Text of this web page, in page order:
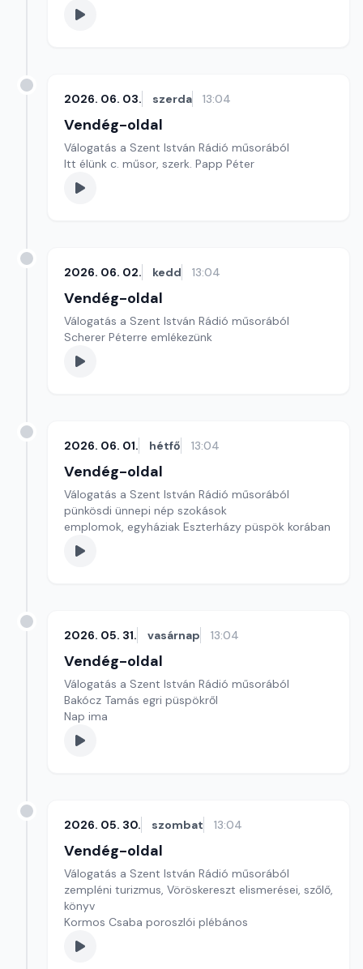
2026. 06. 03. szerda 13:04
Vendég-oldal
Válogatás a Szent István Rádió műsorából
Itt élünk c. műsor, szerk. Papp Péter
2026. 06. 02. kedd 13:04
Vendég-oldal
Válogatás a Szent István Rádió műsorából
Scherer Péterre emlékezünk
2026. 06. 01. hétfő 13:04
Vendég-oldal
Válogatás a Szent István Rádió műsorából
pünkösdi ünnepi nép szokások
emplomok, egyháziak Eszterházy püspök korában
2026. 05. 31. vasárnap 13:04
Vendég-oldal
Válogatás a Szent István Rádió műsorából
Bakócz Tamás egri püspökről
Nap ima
2026. 05. 30. szombat 13:04
Vendég-oldal
Válogatás a Szent István Rádió műsorából
zempléni turizmus, Vöröskereszt elismerései, szőlő,
könyv
Kormos Csaba poroszlói plébános